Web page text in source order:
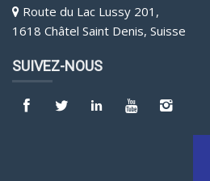
Route du Lac Lussy 201,
1618 Châtel Saint Denis, Suisse
SUIVEZ-NOUS